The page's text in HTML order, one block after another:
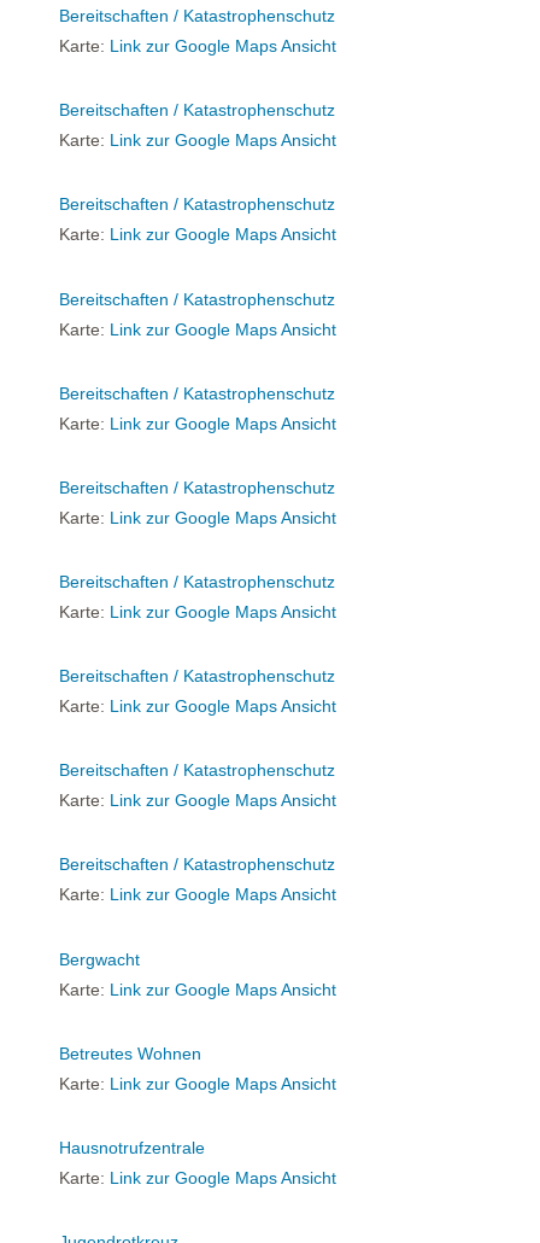
Bereitschaften / Katastrophenschutz
Karte: Link zur Google Maps Ansicht
Bereitschaften / Katastrophenschutz
Karte: Link zur Google Maps Ansicht
Bereitschaften / Katastrophenschutz
Karte: Link zur Google Maps Ansicht
Bereitschaften / Katastrophenschutz
Karte: Link zur Google Maps Ansicht
Bereitschaften / Katastrophenschutz
Karte: Link zur Google Maps Ansicht
Bereitschaften / Katastrophenschutz
Karte: Link zur Google Maps Ansicht
Bereitschaften / Katastrophenschutz
Karte: Link zur Google Maps Ansicht
Bereitschaften / Katastrophenschutz
Karte: Link zur Google Maps Ansicht
Bereitschaften / Katastrophenschutz
Karte: Link zur Google Maps Ansicht
Bereitschaften / Katastrophenschutz
Karte: Link zur Google Maps Ansicht
Bergwacht
Karte: Link zur Google Maps Ansicht
Betreutes Wohnen
Karte: Link zur Google Maps Ansicht
Hausnotrufzentrale
Karte: Link zur Google Maps Ansicht